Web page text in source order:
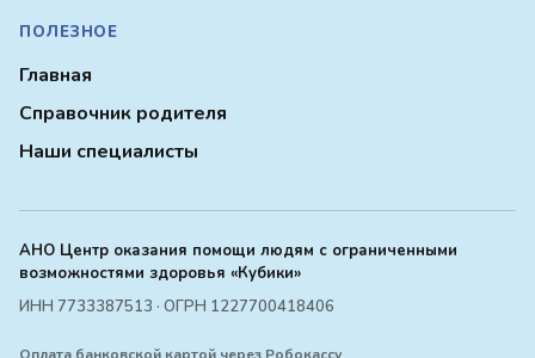
ПОЛЕЗНОЕ
Главная
Справочник родителя
Наши специалисты
АНО Центр оказания помощи людям с ограниченными
возможностями здоровья «Кубики»
ИНН 7733387513 · ОГРН 1227700418406